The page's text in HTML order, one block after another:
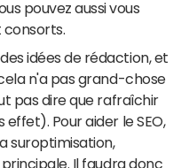
pouvez aussi vous
consorts.
idées de rédaction, et
n'a pas grand-chose
pas dire que rafraîchir
Pour aider le SEO,
suroptimisation,
Il faudra donc